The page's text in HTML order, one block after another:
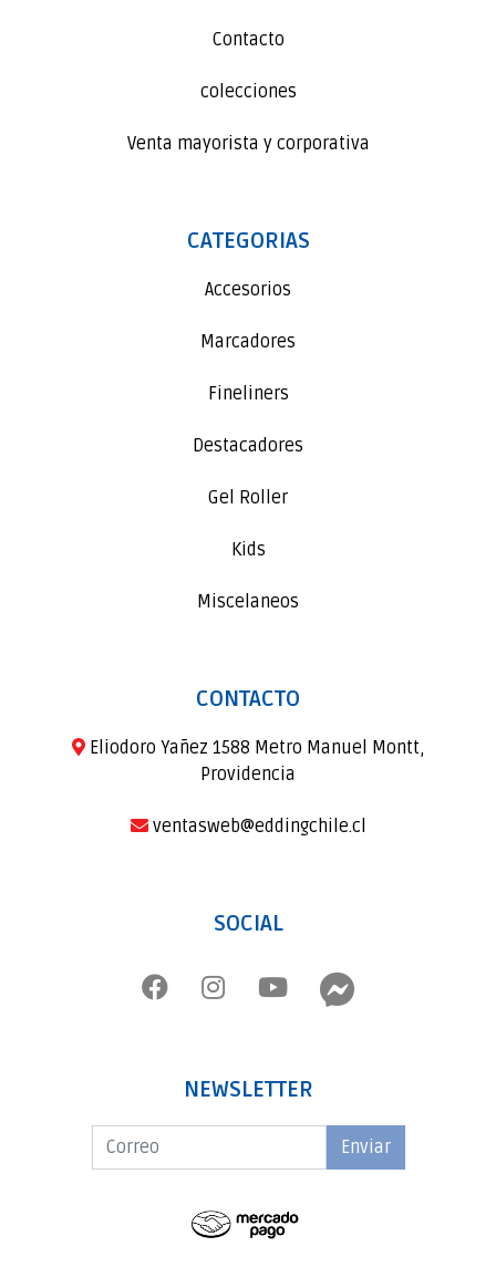
Contacto
colecciones
Venta mayorista y corporativa
CATEGORIAS
Accesorios
Marcadores
Fineliners
Destacadores
Gel Roller
Kids
Miscelaneos
CONTACTO
Eliodoro Yañez 1588 Metro Manuel Montt,
Providencia
ventasweb@eddingchile.cl
SOCIAL
NEWSLETTER
Enviar